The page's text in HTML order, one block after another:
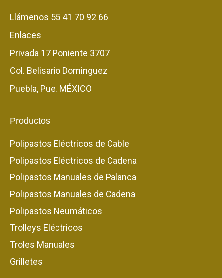
Llámenos 55 41 70 92 66
Enlaces
Privada 17 Poniente 3707
Col. Belisario Dominguez
Puebla, Pue. MÉXICO
Productos
Polipastos Eléctricos de Cable
Polipastos Eléctricos de Cadena
Polipastos Manuales de Palanca
Polipastos Manuales de Cadena
Polipastos Neumáticos
Trolleys Eléctricos
Troles Manuales
Grilletes